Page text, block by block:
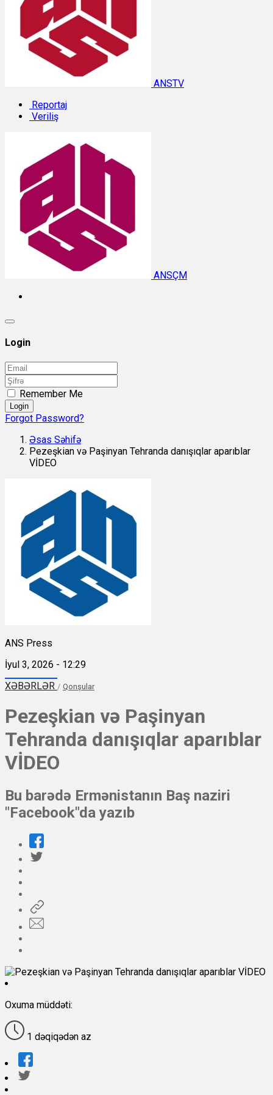
ANSTV
Reportaj
Veriliş
ANSÇM
Login
Remember Me
Login
Forgot Password?
Əsas Səhifə
Pezeşkian və Paşinyan Tehranda danışıqlar aparıblar
VİDEO
ANS Press
İyul 3, 2026 - 12:29
XƏBƏRLƏR / Qonşular
Pezeşkian və Paşinyan
Tehranda danışıqlar aparıblar
VİDEO
Bu barədə Ermənistanın Baş naziri
"Facebook"da yazıb
Oxuma müddəti:
1 dəqiqədən az